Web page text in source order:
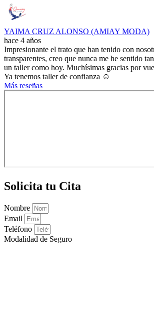
YAIMA CRUZ ALONSO (AMIAY MODA)
hace 4 años
Impresionante el trato que han tenido con
transparentes, creo que nunca me he sentido
un taller como hoy. Muchísimas gracias por
Ya tenemos taller de confianza ☺️
Más reseñas
Solicita tu Cita
Nombre
Email
Teléfono
Modalidad de Seguro